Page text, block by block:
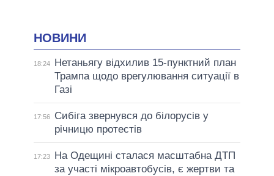
НОВИНИ
18:24
Нетаньягу відхилив 15-пунктний план
Трампа щодо врегулювання ситуації в
Газі
17:56
Сибіга звернувся до білорусів у
річницю протестів
17:23
На Одещині сталася масштабна ДТП
за участі мікроавтобусів, є жертви та